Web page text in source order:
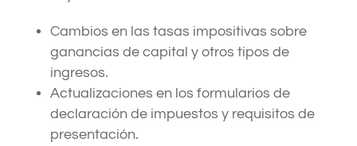
Cambios en las tasas impositivas sobre
ganancias de capital y otros tipos de
ingresos.
Actualizaciones en los formularios de
declaración de impuestos y requisitos de
presentación.